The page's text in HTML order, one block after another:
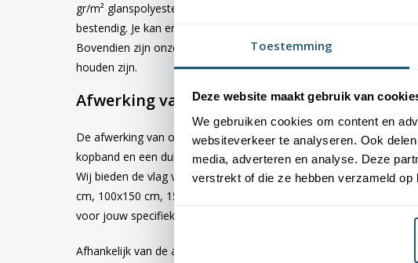
Toestemming
Deze website maakt gebruik van
We gebruiken cookies om content en
websiteverkeer te analyseren. Ook
media, adverteren en analyse. Deze
verstrekt of die ze hebben verzameld
gr/m² glanspolyester. Dit materiaal is niet alleen duurzaam, maar
bestendig. Je kan er dus zeker van zijn dat de kleuren van de vlag
Bovendien zijn onze vlaggen wasbaar op 40 graden, waardoor ze
houden zijn.
Afwerking van de vlag Schiedam
De afwerking van onze vlaggen is van hoge kwaliteit. Ze zijn
kopband en een dubbele stiknaad, wat bijdraagt aan hun
Wij bieden de vlag van Schiedamaan in verschillende afmetingen:
cm, 100x150 cm, 150x225 cm en 200x300 cm. Hierdoor is er altijd
voor jouw specifieke toepassing
Afhankelijk van de afmetingen die je kiest, worden de vlaggen